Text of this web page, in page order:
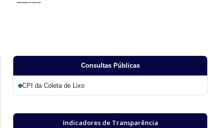
Consultas Públicas
CPI da Coleta de Lixo
Indicadores de Transparência